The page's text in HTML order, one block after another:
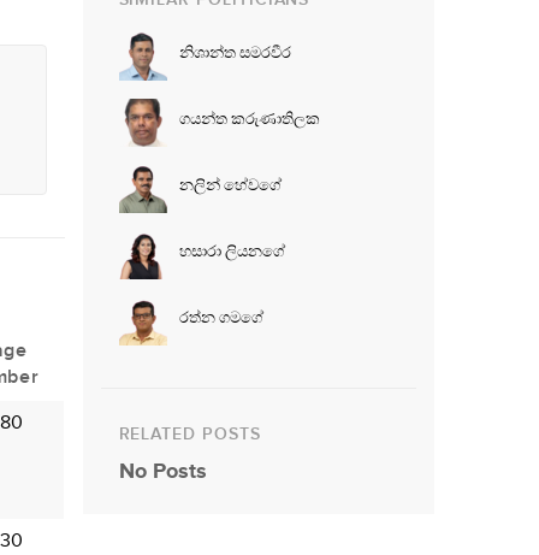
නිශාන්ත සමරවීර
ගයන්ත කරුණාතිලක
නලින් හේවගේ
හසාරා ලියනගේ
රත්න ගම‍ගේ
RELATED POSTS
No Posts